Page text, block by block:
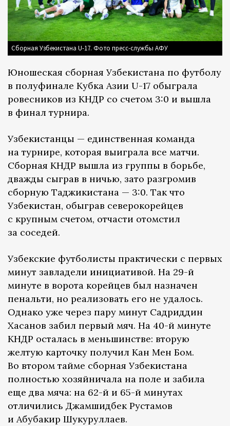
Сборная Узбекистана U-17. Фото пресс-службы АФУ
Юношеская сборная Узбекистана по футболу
в полуфинале Кубка Азии U-17 обыграла
ровесников из КНДР со счетом 3:0 и вышла
в финал турнира.
Узбекистанцы — единственная команда
на турнире, которая выиграла все матчи.
Сборная КНДР вышла из группы в борьбе,
дважды сыграв в ничью, зато разгромив
сборную Таджикистана — 3:0. Так что
Узбекистан, обыграв северокорейцев
с крупным счетом, отчасти отомстил
за соседей.
Узбекские футболисты практически с первых
минут завладели инициативой. На 29-й
минуте в ворота корейцев был назначен
пенальти, но реализовать его не удалось.
Однако уже через пару минут Садриддин
Хасанов забил первый мяч. На 40-й минуте
КНДР осталась в меньшинстве: вторую
желтую карточку получил Кан Мен Бом.
Во втором тайме сборная Узбекистана
полностью хозяйничала на поле и забила
еще два мяча: на 62-й и 65-й минутах
отличились Джамшидбек Рустамов
и Абубакир Шукуруллаев.